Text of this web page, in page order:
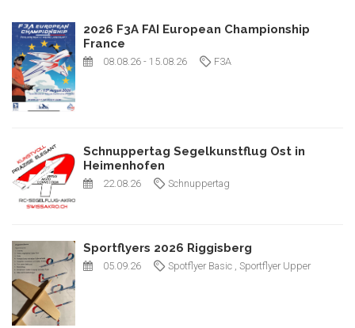
2026 F3A FAI European Championship
France
08.08.26 - 15.08.26 F3A
Schnuppertag Segelkunstflug Ost in
Heimenhofen
22.08.26 Schnuppertag
Sportflyers 2026 Riggisberg
05.09.26 Spotflyer Basic , Sportflyer Upper